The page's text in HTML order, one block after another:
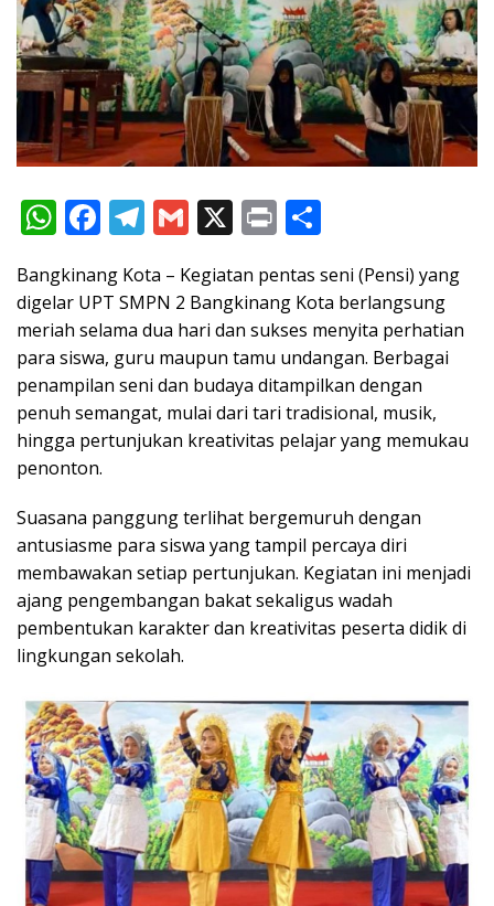
W
at
s
A
p
p
F
e
b
o
o
k
T
e
gr
a
m
G
ai
l
X Pr
t ar
e
Bangkinang Kota – Kegiatan pentas seni (Pensi) yang
digelar UPT SMPN 2 Bangkinang Kota berlangsung
meriah selama dua hari dan sukses menyita perhatian
para siswa, guru maupun tamu undangan. Berbagai
penampilan seni dan budaya ditampilkan dengan
penuh semangat, mulai dari tari tradisional, musik,
hingga pertunjukan kreativitas pelajar yang memukau
penonton.
Suasana panggung terlihat bergemuruh dengan
antusiasme para siswa yang tampil percaya diri
membawakan setiap pertunjukan. Kegiatan ini menjadi
ajang pengembangan bakat sekaligus wadah
pembentukan karakter dan kreativitas peserta didik di
lingkungan sekolah.